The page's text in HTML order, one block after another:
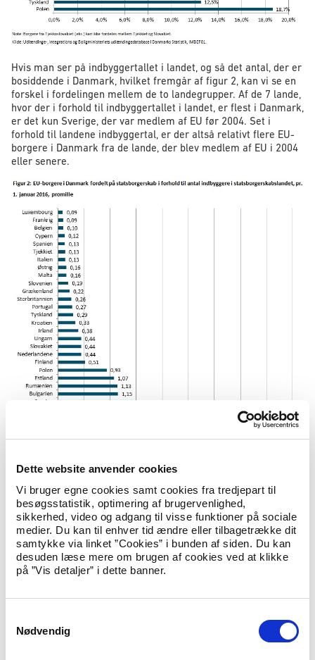
Dette website anvender cookies
Vi bruger egne cookies samt cookies fra tredjepart til
besøgsstatistik, optimering af brugervenlighed,
sikkerhed, video og adgang til visse funktioner på sociale
medier. Du kan til enhver tid ændre eller tilbagetrække dit
samtykke via linket ”Cookies” i bunden af siden. Du kan
desuden læse mere om brugen af cookies ved at klikke
på ”Vis detaljer” i dette banner.
Nødvendig
Hvis man ser på indbyggertallet i landet, og så det antal, der er
bosiddende i Danmark, hvilket fremgår af figur 2, kan vi se en
forskel i fordelingen mellem de to landegrupper. Af de 7 lande,
hvor der i forhold til indbyggertallet i landet, er flest i Danmark,
er det kun Sverige, der var medlem af EU før 2004. Set i
forhold til landene indbyggertal, er der altså relativt flere EU-
borgere i Danmark fra de lande, der blev medlem af EU i 2004
eller senere.
Størstedelen af EU-borgerne er i den
arbejdsdygtige alder
Hvis man ser på aldersfordelingen for EU-borgerne, er det
tydeligt, at størstedelen er i den arbejdsdygtige alder. 67 pct. af
EU-borgerne fra medlemslandene efter 2004 er i alderen 25-
64 år, mens det gælder 69 pct. blandt EU-borgerne fra
statsborgere.
Som det kan ses på figur 3, er der flest 25-29-årige EU-
borgere i Danmark. Opdeles EU-borgerne på før og efter